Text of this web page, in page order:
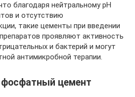
благодаря нейтральному рН
и отсутствию
такие цементы при введении
проявляют активность
и бактерий и могут
антимикробной терапии.
цемент